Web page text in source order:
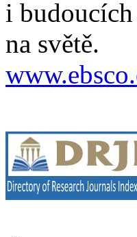
i
na světě.